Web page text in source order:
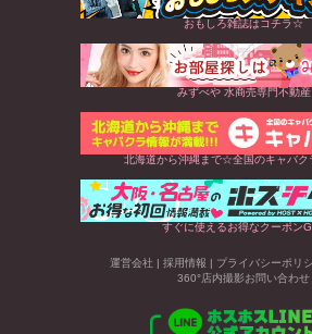
おもしろ雑誌はコチラ☆
みずべや 水商売専門不動産
北海道から沖縄まで☆全国のキャバク
すぐに使えるお得なクーポン
運営会社 | 採用情報 | プライバシーポリ
360°店内撮影お問い合わせ